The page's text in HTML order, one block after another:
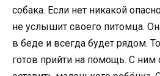
собака. Если нет никакой
не услышит своего питомца.
в беде и всегда будет рядом.
готов прийти на помощь. С